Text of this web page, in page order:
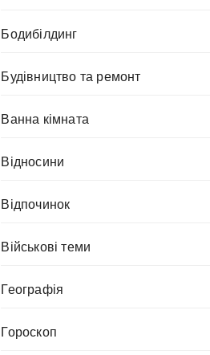
Бодибілдинг
Будівництво та ремонт
Ванна кімната
Відносини
Відпочинок
Військові теми
Географія
Гороскоп